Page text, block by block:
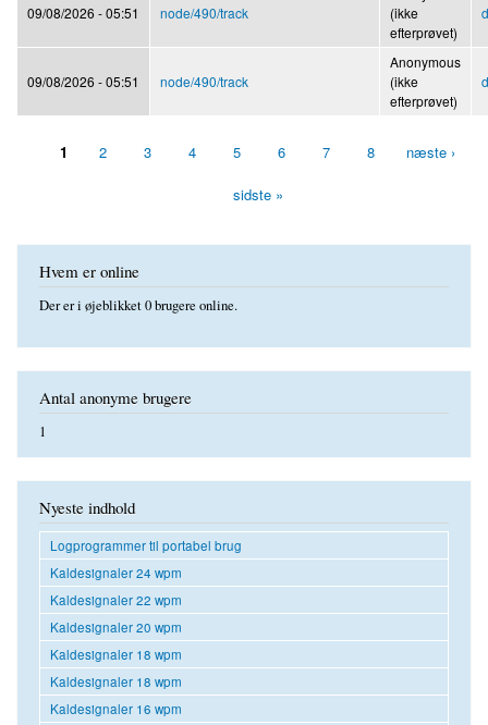
09/08/2026 - 05:51 node/490/track
(ikke
efterprøvet)
09/08/2026 - 05:51 node/490/track
Anonymous
(ikke
efterprøvet)
1 2 3 4 5 6 7 8 næste ›
sidste »
Hvem er online
Der er i øjeblikket 0 brugere online.
Antal anonyme brugere
1
Nyeste indhold
Logprogrammer til portabel brug
Kaldesignaler 24 wpm
Kaldesignaler 22 wpm
Kaldesignaler 20 wpm
Kaldesignaler 18 wpm
Kaldesignaler 18 wpm
Kaldesignaler 16 wpm